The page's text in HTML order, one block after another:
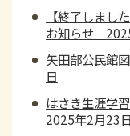
【終了しま
お知らせ
矢田部公民館
日
はさき生涯学
2025年2月23日